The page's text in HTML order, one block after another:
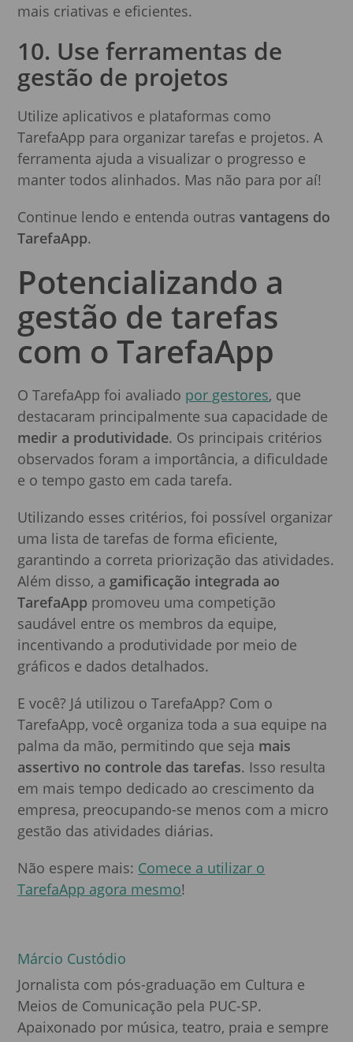
mais criativas e eficientes.
10. Use ferramentas de
gestão de projetos
Utilize aplicativos e plataformas como
TarefaApp para organizar tarefas e projetos. A
ferramenta ajuda a visualizar o progresso e
manter todos alinhados. Mas não para por aí!
Continue lendo e entenda outrasvantagens do
TarefaApp.
Potencializando a
gestão de tarefas
com o TarefaApp
O TarefaApp foi avaliado por gestores, que
destacaram principalmente sua capacidade de
medir a produtividade. Os principais critérios
observados foram a importância, a dificuldade
e o tempo gasto em cada tarefa.
Utilizando esses critérios, foi possível organizar
uma lista de tarefas de forma eficiente,
garantindo a correta priorização das atividades.
Além disso, a gamificação integrada ao
TarefaApp promoveu uma competição
saudável entre os membros da equipe,
incentivando a produtividade por meio de
gráficos e dados detalhados.
E você? Já utilizou o TarefaApp? Com o
TarefaApp, você organiza toda a sua equipe na
palma da mão, permitindo que seja mais
assertivo no controle das tarefas. Isso resulta
em mais tempo dedicado ao crescimento da
empresa, preocupando-se menos com a micro
gestão das atividades diárias.
Não espere mais: Comece a utilizar o
TarefaApp agora mesmo!
Márcio Custódio
Jornalista com pós-graduação em Cultura e
Meios de Comunicação pela PUC-SP.
Apaixonado por música, teatro, praia e sempre